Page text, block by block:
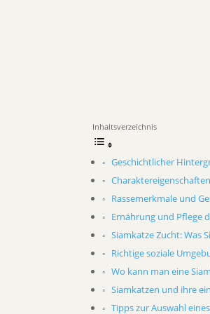
Inhaltsverzeichnis
Geschichtlicher
Rassemerkmale und
Ernährung und Pflege
Siamkatze Zucht: Was
Richtige soziale
Wo kann man eine
Siamkatzen und ihre
Tipps zur Auswahl